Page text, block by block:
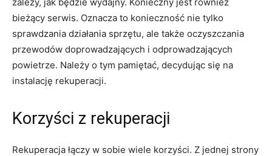
bieżący serwis. Oznacza to konieczność nie tylko
sprawdzania działania sprzętu, ale także oczyszczania
przewodów doprowadzających i odprowadzających
powietrze. Należy o tym pamiętać, decydując się na
instalację rekuperacji.
Korzyści z rekuperacji
Rekuperacja łączy w sobie wiele korzyści. Z jednej strony